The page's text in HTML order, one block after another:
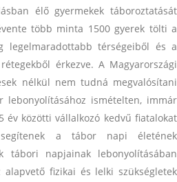
élő gyermekek táboroztatását
több minta 1500 gyerek tölti a
legelmaradottabb térségeiből és a
érkezve. A Magyarországi
nélkül nem tudná megvalósítani
ismételten, immár
év közötti vállalkozó kedvű fiatalokat
a tábor napi életének
tábori napjainak lebonyolításában
fizikai és lelki szükségletek